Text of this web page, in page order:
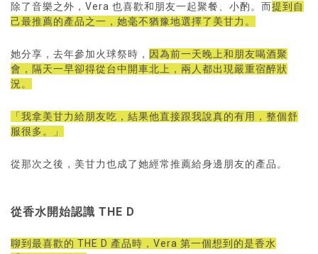
除了音樂之外，Vera 也喜歡和朋友一起聚餐、小酌。而提到自
己最推薦的產品之一，她毫不猶豫地選擇了美甘力。
她分享，去年參加火球祭時， 因為前一天晚上和朋友喝酒聚
會，隔天一早卻得從台中開車北上，兩人都出現嚴重宿醉狀
況。
「我拿美甘力給朋友吃，結果他直接跟我說真的有用，整個舒
服很多。」
從那次之後，美甘力也成了她經常推薦給身邊朋友的產品。
從香水開始認識 THE D
聊到最喜歡的 THE D 產品時，Vera 第一個想到的是香水